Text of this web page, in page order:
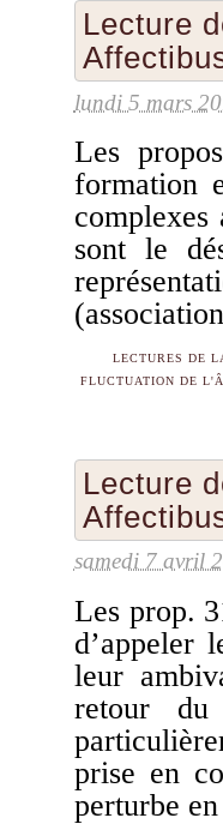
Lecture
lundi 5 mars
Les
formation
sont le
LECTURES DE
FLUCTUATION DE
Lecture
samedi 7 avril
Les prop.
d’appeler
leur
retour du
prise en
perturbe